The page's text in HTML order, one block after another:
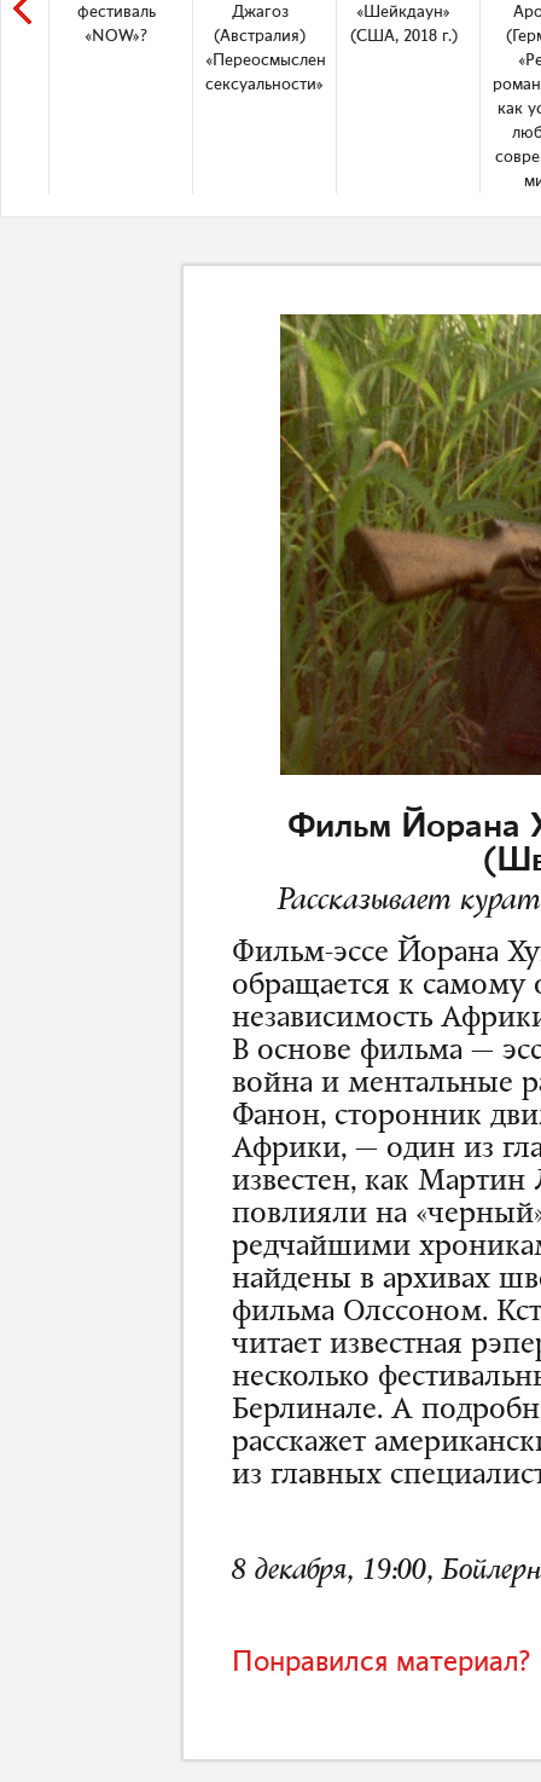
фестиваль
«NOW»?
Джагоз
(Австралия)
«Переосмысление
сексуальности»
«Шейкдаун»
(США, 2018 г.)
как
Фильм Йорана
Рассказывает
Фильм-эссе Йорана
обращается к самому
независимость
В основе фильма —
война и ментальные
Фанон, сторонник
Африки, — один из
известен, как
повлияли на
редчайшими
найдены в архивах
фильма Олссоном.
читает известная
несколько
Берлинале. А
расскажет
из главных
8 декабря, 19:00,
Понравился